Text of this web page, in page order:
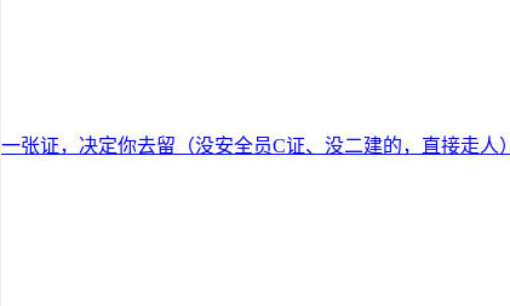
一张证，决定你去留（没安全员C证、没二建的，直接走人）